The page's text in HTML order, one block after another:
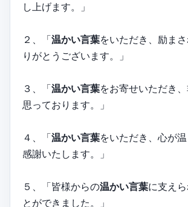
し上げます。」
２、「温かい言葉をいただき、励ま
りがとうございます。」
３、「温かい言葉をお寄せいただき
思っております。」
４、「温かい言葉をいただき、心が温
感謝いたします。」
５、「皆様からの温かい言葉に支え
とができました。」